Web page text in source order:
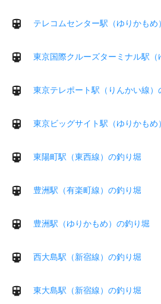
テレコムセンター駅（ゆりかもめ
東京国際クルーズターミナル駅
東京テレポート駅（りんかい線）
東京ビッグサイト駅（ゆりかもめ
東陽町駅（東西線）の釣り堀
豊洲駅（有楽町線）の釣り堀
豊洲駅（ゆりかもめ）の釣り堀
西大島駅（新宿線）の釣り堀
東大島駅（新宿線）の釣り堀